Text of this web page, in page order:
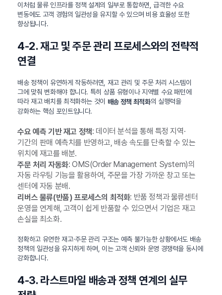
이처럼 물류 인프라를 정책 설계의 일부로 통합하면, 급격한 수요
변동에도 고객 경험의 일관성을 유지할 수 있으며 비용 효율성 또한
향상됩니다.
4-2. 재고 및 주문 관리 프로세스와의 전략적
연결
배송 정책이 유연하게 작동하려면, 재고 관리 및 주문 처리 시스템이
그에 맞춰 변화해야 합니다. 특히 상품 유형이나 지역별 수요 패턴에
따라 재고 배치를 최적화하는 것이 배송 정책 최적화의 실행력을
강화하는 핵심 포인트입니다.
수요 예측 기반 재고 정책: 데이터 분석을 통해 특정 지역·
기간의 판매 예측치를 반영하고, 배송 속도를 단축할 수 있는
위치에 재고를 배분.
주문 처리 자동화: OMS(Order Management System)의
자동 라우팅 기능을 활용하여, 주문을 가장 가까운 창고 또는
센터에 자동 분배.
리버스 물류(반품) 프로세스의 최적화: 반품 정책과 물류센터
운영을 연계해, 고객이 쉽게 반품할 수 있으면서 기업은 재고
손실을 최소화.
정확하고 유연한 재고·주문 관리 구조는 예측 불가능한 상황에서도 배송
정책의 일관성을 유지하게 하며, 이는 고객 신뢰와 운영 경쟁력을 동시에
강화합니다.
4-3. 라스트마일 배송과 정책 연계의 실무